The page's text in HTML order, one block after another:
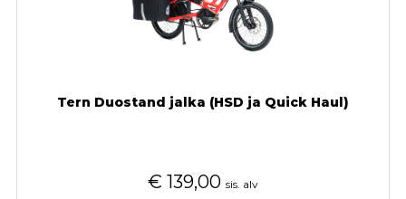
Tern Duostand jalka (HSD ja Quick Haul)
€ 139,00 sis. alv